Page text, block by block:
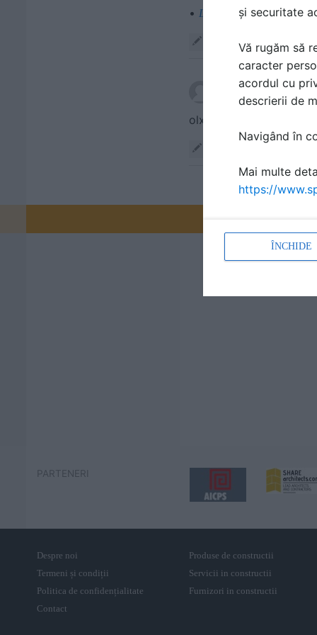
• Logheaza-te sa vezi acest
Răspunde
scris de Ciprian Supi
PARTENERI
Despre noi
Termeni și condiții
Politica de confidențialitate
Contact
Produse de constructii
Servicii in constructii
Furnizori in constructii
și securitate
Vă rugăm să
caracter
acordul cu
descrierii de
Navigând în
Mai multe
https://
ÎNCHIDE